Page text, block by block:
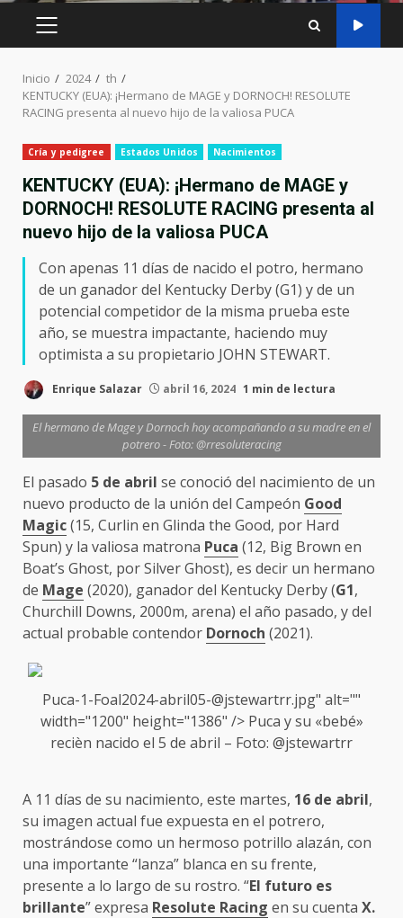
MENÚ
Inicio 2024
th
KENTUCKY (EUA): ¡Hermano de MAGE y DORNOCH! RESOLUTE
RACING presenta al nuevo hijo de la valiosa PUCA
Cría y pedigree Estados Unidos Nacimientos
KENTUCKY (EUA): ¡Hermano de MAGE y
DORNOCH! RESOLUTE RACING presenta al
nuevo hijo de la valiosa PUCA
Con apenas 11 días de nacido el potro, hermano
de un ganador del Kentucky Derby (G1) y de un
potencial competidor de la misma prueba este
año, se muestra impactante, haciendo muy
optimista a su propietario JOHN STEWART.
Enrique Salazar abril 16, 2024 1 min de lectura
El hermano de Mage y Dornoch hoy acompañando a su madre en el
potrero - Foto: @rresoluteracing
El pasado 5 de abril se conoció del nacimiento de un
nuevo producto de la unión del Campeón Good
Magic(15, Curlin en Glinda the Good, por Hard
Spun) y la valiosa matrona Puca (12, Big Brown en
Boat’s Ghost, por Silver Ghost), es decir un hermano
de Mage (2020), ganador del Kentucky Derby (G1,
Churchill Downs, 2000m, arena) el año pasado, y del
actual probable contendor Dornoch (2021).
Puca-1-Foal2024-abril05-@jstewartrr.jpg" alt=""
width="1200" height="1386" /> Puca y su «bebé»
recièn nacido el 5 de abril – Foto: @jstewartrr
A 11 días de su nacimiento, este martes, 16 de abril,
su imagen actual fue expuesta en el potrero,
mostrándose como un hermoso potrillo alazán, con
una importante “lanza” blanca en su frente,
presente a lo largo de su rostro. “El futuro es
brillante” expresa Resolute Racing en su cuenta X.